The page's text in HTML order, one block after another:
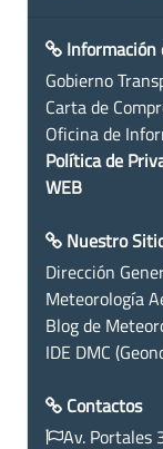
Información
Gobierno
Carta de
Oficina de
Política de
WEB
Nuestro
Dirección
Meteorología
Blog de
IDE DMC
Contactos
Av. Portales